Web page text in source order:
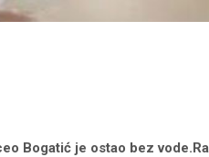
Bogatić je ostao bez